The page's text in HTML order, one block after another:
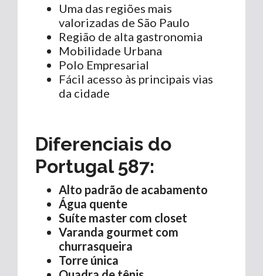
Uma das regiões mais
valorizadas de São Paulo
Região de alta gastronomia
Mobilidade Urbana
Polo Empresarial
Fácil acesso às principais vias
da cidade
Diferenciais do
Portugal 587:
Alto padrão de acabamento
Água quente
Suíte master com closet
Varanda gourmet com
churrasqueira
Torre única